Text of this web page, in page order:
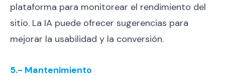
plataforma para monitorear el rendimiento del
sitio. La IA puede ofrecer sugerencias para
mejorar la usabilidad y la conversión.
5.- Mantenimiento